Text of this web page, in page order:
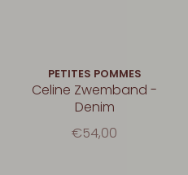
PETITES POMMES
Celine Zwemband -
Denim
€54,00